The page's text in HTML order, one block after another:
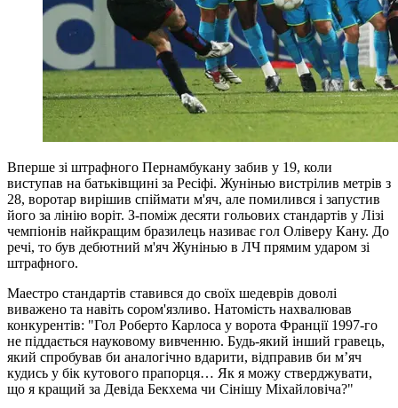
Вперше зі штрафного Пернамбукану забив у 19, коли
виступав на батьківщині за Ресіфі. Жунінью вистрілив метрів з
28, воротар вирішив спіймати м'яч, але помилився і запустив
його за лінію воріт. З-поміж десяти гольових стандартів у Лізі
чемпіонів найкращим бразилець називає гол Оліверу Кану. До
речі, то був дебютний м'яч Жунінью в ЛЧ прямим ударом зі
штрафного.
Маестро стандартів ставився до своїх шедеврів доволі
виважено та навіть сором'язливо. Натомість нахвалював
конкурентів: "Гол Роберто Карлоса у ворота Франції 1997-го
не піддається науковому вивченню. Будь-який інший гравець,
який спробував би аналогічно вдарити, відправив би м’яч
кудись у бік кутового прапорця… Як я можу стверджувати,
що я кращий за Девіда Бекхема чи Сінішу Міхайловіча?"